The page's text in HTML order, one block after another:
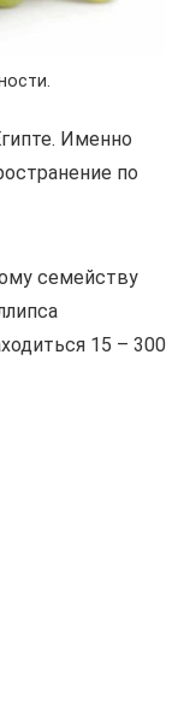
Именно
по
семейству
15 – 300